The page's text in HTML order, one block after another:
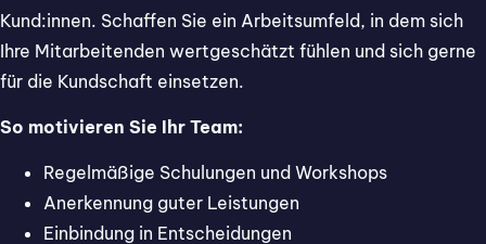
Kund:innen. Schaffen Sie ein Arbeitsumfeld, in dem sich
Ihre Mitarbeitenden wertgeschätzt fühlen und sich gerne
für die Kundschaft einsetzen.
So motivieren Sie Ihr Team:
Regelmäßige Schulungen und Workshops
Anerkennung guter Leistungen
Einbindung in Entscheidungen